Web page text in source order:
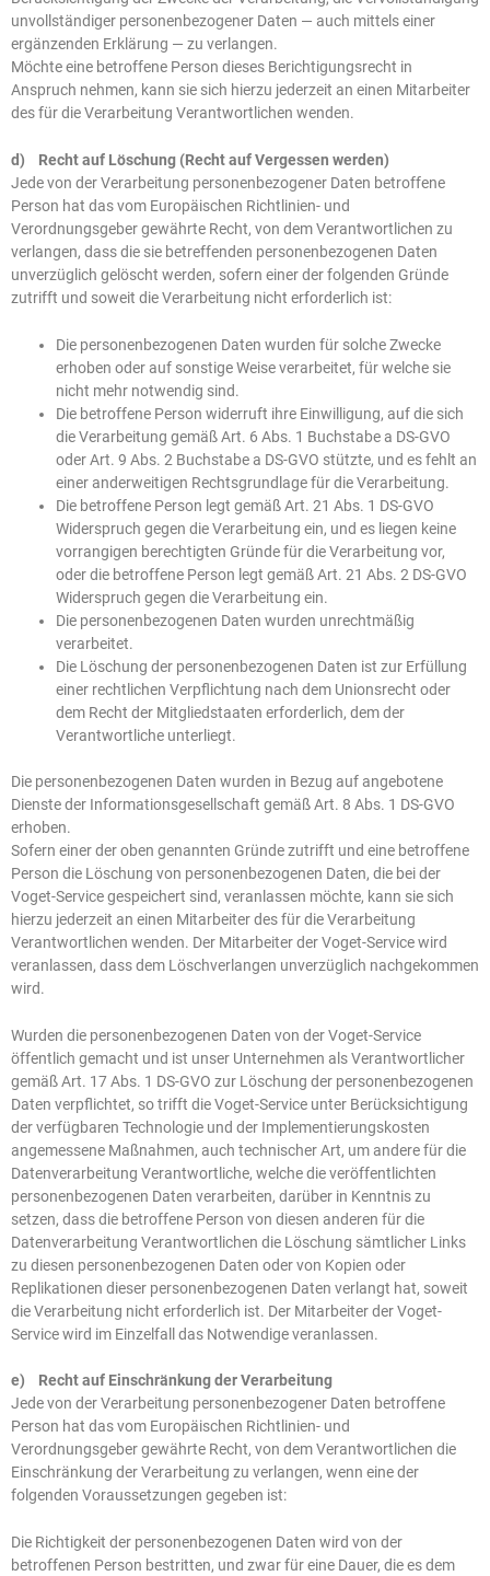
unvollständiger personenbezogener Daten — auch mittels einer
ergänzenden Erklärung — zu verlangen.
Möchte eine betroffene Person dieses Berichtigungsrecht in
Anspruch nehmen, kann sie sich hierzu jederzeit an einen Mitarbeiter
des für die Verarbeitung Verantwortlichen wenden.
d) Recht auf Löschung (Recht auf Vergessen werden)
Jede von der Verarbeitung personenbezogener Daten betroffene
Person hat das vom Europäischen Richtlinien- und
Verordnungsgeber gewährte Recht, von dem Verantwortlichen zu
verlangen, dass die sie betreffenden personenbezogenen Daten
unverzüglich gelöscht werden, sofern einer der folgenden Gründe
zutrifft und soweit die Verarbeitung nicht erforderlich ist:
Die personenbezogenen Daten wurden für solche Zwecke
erhoben oder auf sonstige Weise verarbeitet, für welche sie
nicht mehr notwendig sind.
Die betroffene Person widerruft ihre Einwilligung, auf die sich
die Verarbeitung gemäß Art. 6 Abs. 1 Buchstabe a DS-GVO
oder Art. 9 Abs. 2 Buchstabe a DS-GVO stützte, und es fehlt an
einer anderweitigen Rechtsgrundlage für die Verarbeitung.
Die betroffene Person legt gemäß Art. 21 Abs. 1 DS-GVO
Widerspruch gegen die Verarbeitung ein, und es liegen keine
vorrangigen berechtigten Gründe für die Verarbeitung vor,
oder die betroffene Person legt gemäß Art. 21 Abs. 2 DS-GVO
Widerspruch gegen die Verarbeitung ein.
Die personenbezogenen Daten wurden unrechtmäßig
verarbeitet.
Die Löschung der personenbezogenen Daten ist zur Erfüllung
einer rechtlichen Verpflichtung nach dem Unionsrecht oder
dem Recht der Mitgliedstaaten erforderlich, dem der
Verantwortliche unterliegt.
Die personenbezogenen Daten wurden in Bezug auf angebotene
Dienste der Informationsgesellschaft gemäß Art. 8 Abs. 1 DS-GVO
erhoben.
Sofern einer der oben genannten Gründe zutrifft und eine betroffene
Person die Löschung von personenbezogenen Daten, die bei der
Voget-Service gespeichert sind, veranlassen möchte, kann sie sich
hierzu jederzeit an einen Mitarbeiter des für die Verarbeitung
Verantwortlichen wenden. Der Mitarbeiter der Voget-Service wird
veranlassen, dass dem Löschverlangen unverzüglich nachgekommen
wird.
Wurden die personenbezogenen Daten von der Voget-Service
öffentlich gemacht und ist unser Unternehmen als Verantwortlicher
gemäß Art. 17 Abs. 1 DS-GVO zur Löschung der personenbezogenen
Daten verpflichtet, so trifft die Voget-Service unter Berücksichtigung
der verfügbaren Technologie und der Implementierungskosten
angemessene Maßnahmen, auch technischer Art, um andere für die
Datenverarbeitung Verantwortliche, welche die veröffentlichten
personenbezogenen Daten verarbeiten, darüber in Kenntnis zu
setzen, dass die betroffene Person von diesen anderen für die
Datenverarbeitung Verantwortlichen die Löschung sämtlicher Links
zu diesen personenbezogenen Daten oder von Kopien oder
Replikationen dieser personenbezogenen Daten verlangt hat, soweit
die Verarbeitung nicht erforderlich ist. Der Mitarbeiter der Voget-
Service wird im Einzelfall das Notwendige veranlassen.
e) Recht auf Einschränkung der Verarbeitung
Jede von der Verarbeitung personenbezogener Daten betroffene
Person hat das vom Europäischen Richtlinien- und
Verordnungsgeber gewährte Recht, von dem Verantwortlichen die
Einschränkung der Verarbeitung zu verlangen, wenn eine der
folgenden Voraussetzungen gegeben ist:
Die Richtigkeit der personenbezogenen Daten wird von der
betroffenen Person bestritten, und zwar für eine Dauer, die es dem